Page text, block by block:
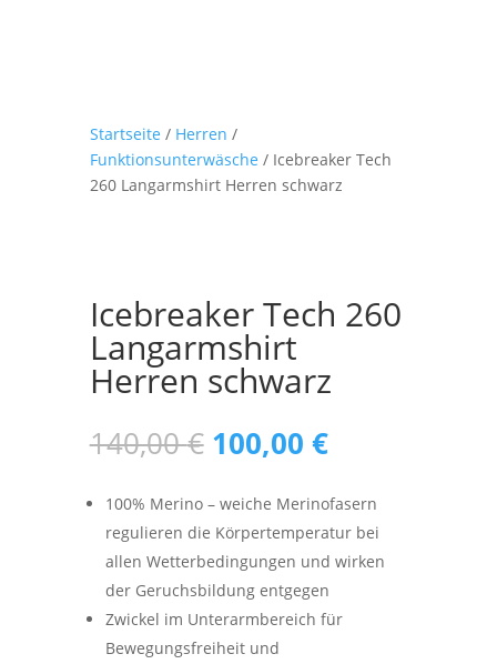
Startseite / Herren /
Funktionsunterwäsche / Icebreaker Tech
260 Langarmshirt Herren schwarz
Icebreaker Tech 260
Langarmshirt
Herren schwarz
140,00€ Ursprünglicher
Preis
war:
140,00 €
100,00 €Aktueller
Preis
ist:
100,00 €.
100% Merino – weiche Merinofasern
regulieren die Körpertemperatur bei
allen Wetterbedingungen und wirken
der Geruchsbildung entgegen
Zwickel im Unterarmbereich für
Bewegungsfreiheit und